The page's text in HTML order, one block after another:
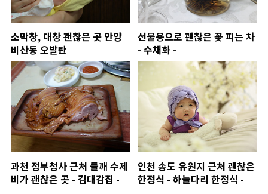
소막창, 대창 괜찮은 곳 안양
비산동 오발탄
선물용으로 괜찮은 꽃 피는 차
- 수채화 -
과천 정부청사 근처 들깨 수제
비가 괜찮은 곳 - 김대감집 -
인천 송도 유원지 근처 괜찮은
한정식 - 하늘다리 한정식 -